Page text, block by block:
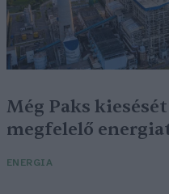
Még Paks
megfelelő
ENERGIA